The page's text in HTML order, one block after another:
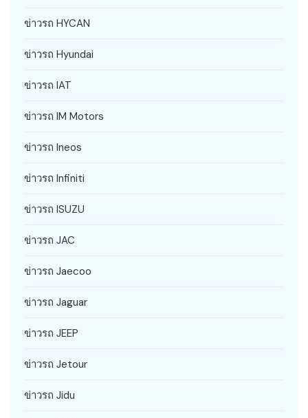
ข่าวรถ HYCAN
ข่าวรถ Hyundai
ข่าวรถ IAT
ข่าวรถ IM Motors
ข่าวรถ Ineos
ข่าวรถ Infiniti
ข่าวรถ ISUZU
ข่าวรถ JAC
ข่าวรถ Jaecoo
ข่าวรถ Jaguar
ข่าวรถ JEEP
ข่าวรถ Jetour
ข่าวรถ Jidu